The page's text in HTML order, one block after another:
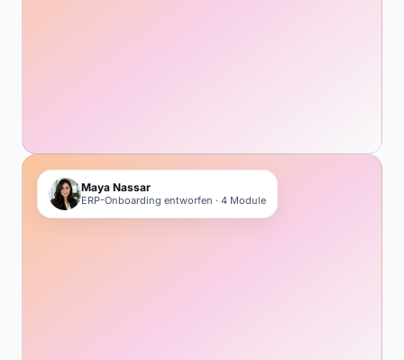
Maya Nassar
ERP-Onboarding entworfen · 4 Module